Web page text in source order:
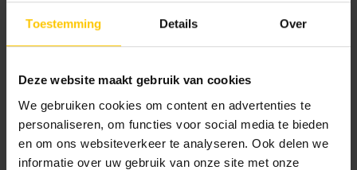
Toestemming Details Over
Deze website maakt gebruik van cookies
We gebruiken cookies om content en advertenties te
personaliseren, om functies voor social media te bieden
en om ons websiteverkeer te analyseren. Ook delen we
informatie over uw gebruik van onze site met onze
Kleur
Standaard kleuren